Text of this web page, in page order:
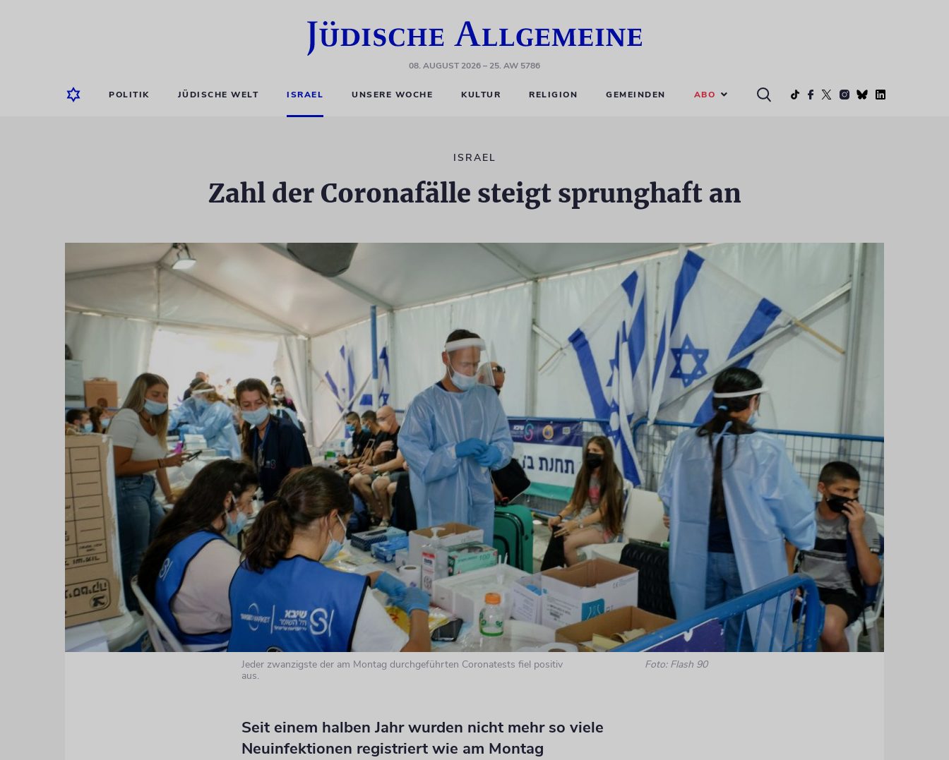
08. AUGUST 2026– 25. AW 5786
POLITIK JÜDISCHE WELT ISRAEL UNSERE WOCHE KULTUR RELIGION GEMEINDEN ABO
ISRAEL
Zahl der Coronafälle steigt sprunghaft an
Jeder zwanzigste der am Montag durchgeführten Coronatests fiel positiv
aus.
Foto: Flash 90
Seit einem halben Jahr wurden nicht mehr so viele
Neuinfektionen registriert wie am Montag